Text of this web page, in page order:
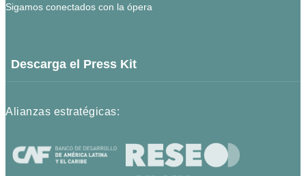
Sigamos conectados con la ópera
Descarga el Press Kit
Alianzas estratégicas: